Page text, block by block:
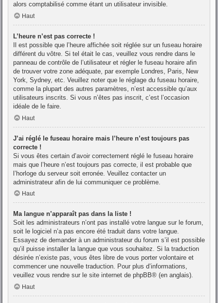
alors comptabilisé comme étant un utilisateur invisible.
Haut
L’heure n’est pas correcte !
Il est possible que l’heure affichée soit réglée sur un fuseau horaire
différent du vôtre. Si tel était le cas, veuillez vous rendre dans le
panneau de contrôle de l’utilisateur et régler le fuseau horaire afin
de trouver votre zone adéquate, par exemple Londres, Paris, New
York, Sydney, etc. Veuillez noter que le réglage du fuseau horaire,
comme la plupart des autres paramètres, n’est accessible qu’aux
utilisateurs inscrits. Si vous n’êtes pas inscrit, c’est l’occasion
idéale de le faire.
Haut
J’ai réglé le fuseau horaire mais l’heure n’est toujours pas
correcte !
Si vous êtes certain d’avoir correctement réglé le fuseau horaire
mais que l’heure n’est toujours pas correcte, il est probable que
l’horloge du serveur soit erronée. Veuillez contacter un
administrateur afin de lui communiquer ce problème.
Haut
Ma langue n’apparaît pas dans la liste !
Soit les administrateurs n’ont pas installé votre langue sur le forum,
soit le logiciel n’a pas encore été traduit dans votre langue.
Essayez de demander à un administrateur du forum s’il est possible
qu’il puisse installer la langue que vous souhaitez. Si la traduction
désirée n’existe pas, vous êtes libre de vous porter volontaire et
commencer une nouvelle traduction. Pour plus d’informations,
veuillez vous rendre sur le site internet de phpBB® (en anglais).
Haut